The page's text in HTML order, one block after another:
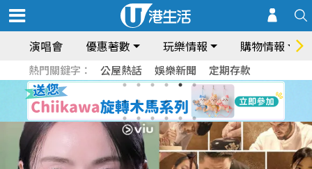
演唱會 優惠著數 玩樂情報 購物情報
熱門關鍵字： 公屋熱話 娛樂新聞 定期存款